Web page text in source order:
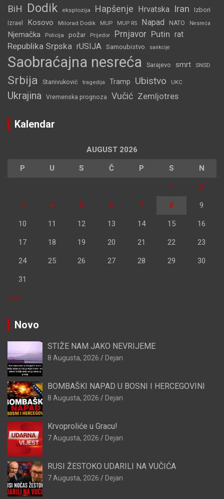
BiH Dodik eksplozija Hapšenje Hrvatska Iran Izbori
Izrael Kosovo Milorad Dodik MUP MUP RS Napad NATO Nesreća
Njemačka Policija požar Prijedor Prnjavor Putin rat
Republika Srpska rUSIJA Samoubistvo sankcije
Saobraćajna nesreća Sarajevo smrt SNSD
Srbija Stanivuković tragedija Tramp Ubistvo UKC
Ukrajina Vremenska prognoza Vučić Zemljotres
Kalendar
AUGUST 2026
P U S Č P S N
1 2
3 4 5 6 7 8 9
10 11 12 13 14 15 16
17 18 19 20 21 22 23
24 25 26 27 28 29 30
31
« jul
Novo
STIŽE NAM JAKO NEVRIJEME
8 Augusta, 2026 Dejan
BOMBAŠKI NAPAD U BOSNI I HERCEGOVINI
8 Augusta, 2026 Dejan
Krvoproliće u Gracu!
7 Augusta, 2026 Dejan
RUSI ŽESTOKO UDARILI NA VUČIĆA
7 Augusta, 2026 Dejan